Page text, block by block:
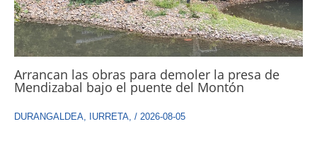
Arrancan las obras para demoler la presa de
Mendizabal bajo el puente del Montón
DURANGALDEA, IURRETA, / 2026-08-05